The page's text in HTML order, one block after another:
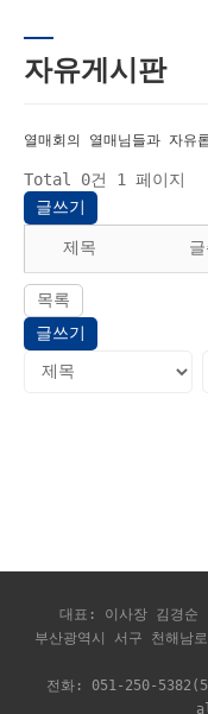
자유게시판
열매회의 열매님들과 자유
Total 0건
1 페이지
글쓰기
제목
목록
글쓰기
대표: 이사장 김경
부산광역시 서구 천해
전화: 051-250-